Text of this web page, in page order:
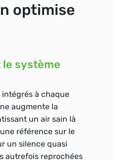
optimise
système
intégrés à chaque
augmente la
un air sain là
référence sur le
un silence quasi
autrefois reprochées